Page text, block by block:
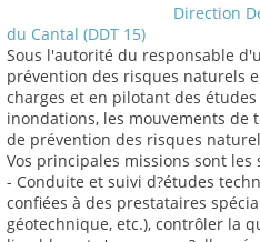
Direction
du Cantal (DDT 15)
Sous l'autorité du responsable
prévention des risques naturels
charges et en pilotant des
inondations, les mouvements
de prévention des risques
Vos principales missions sont les
- Conduite et suivi d?études
confiées à des prestataires
géotechnique, etc.), contrôler la